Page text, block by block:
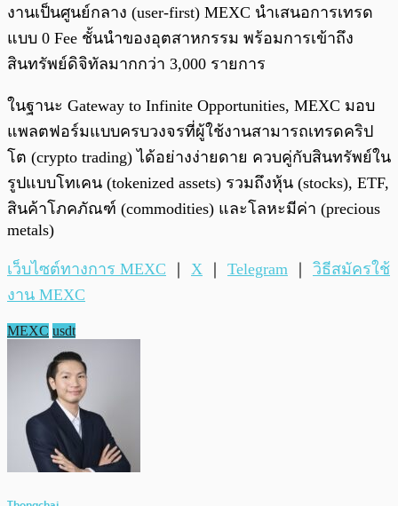
งานเป็นศูนย์กลาง (user-first) MEXC นำเสนอการเทรด
แบบ 0 Fee ชั้นนำของอุตสาหกรรม พร้อมการเข้าถึง
สินทรัพย์ดิจิทัลมากกว่า 3,000 รายการ
ในฐานะ Gateway to Infinite Opportunities, MEXC มอบ
แพลตฟอร์มแบบครบวงจรที่ผู้ใช้งานสามารถเทรดคริป
โต (crypto trading) ได้อย่างง่ายดาย ควบคู่กับสินทรัพย์ใน
รูปแบบโทเคน (tokenized assets) รวมถึงหุ้น (stocks), ETF,
สินค้าโภคภัณฑ์ (commodities) และโลหะมีค่า (precious
metals)
เว็บไซต์ทางการ MEXC ｜ X ｜ Telegram ｜ วิธีสมัครใช้
งาน MEXC
MEXC usdt